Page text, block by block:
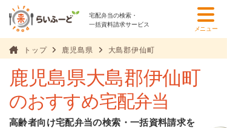
宅配弁当の検索・
一括資料請求サービス
メニュー
トップ 鹿児島県 大島郡伊仙町
鹿児島県大島郡伊仙町
のおすすめ宅配弁当
高齢者向け宅配弁当の検索・一括資料請求を